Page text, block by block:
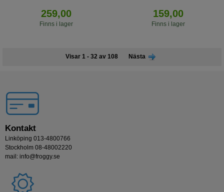
259,00
Finns i lager
159,00
Finns i lager
Visar 1 - 32 av 108 Nästa
Kontakt
Linköping 013-4800766
Stockholm 08-48002220
mail: info@froggy.se